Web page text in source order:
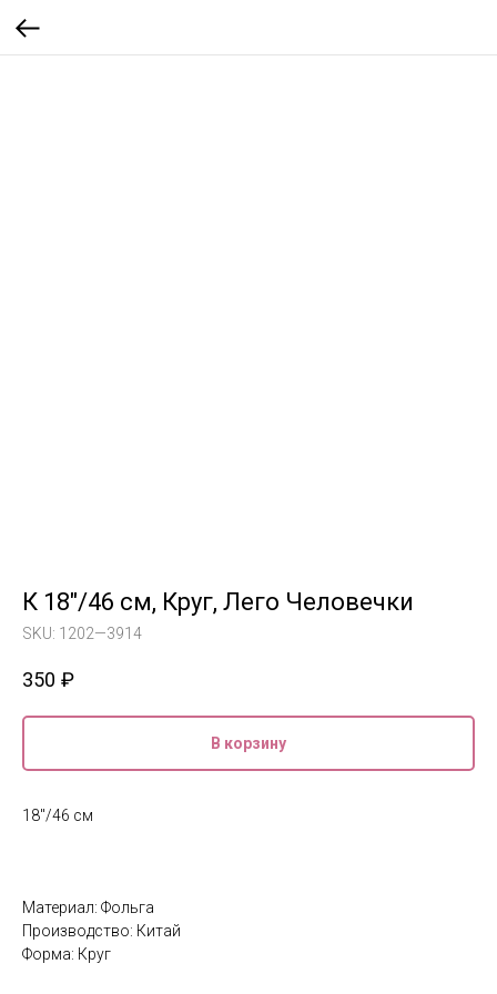
К 18"/46 см, Круг, Лего Человечки
SKU: 1202—3914
350 ₽
В корзину
18"/46 см
Материал: Фольга
Производство: Китай
Форма: Круг